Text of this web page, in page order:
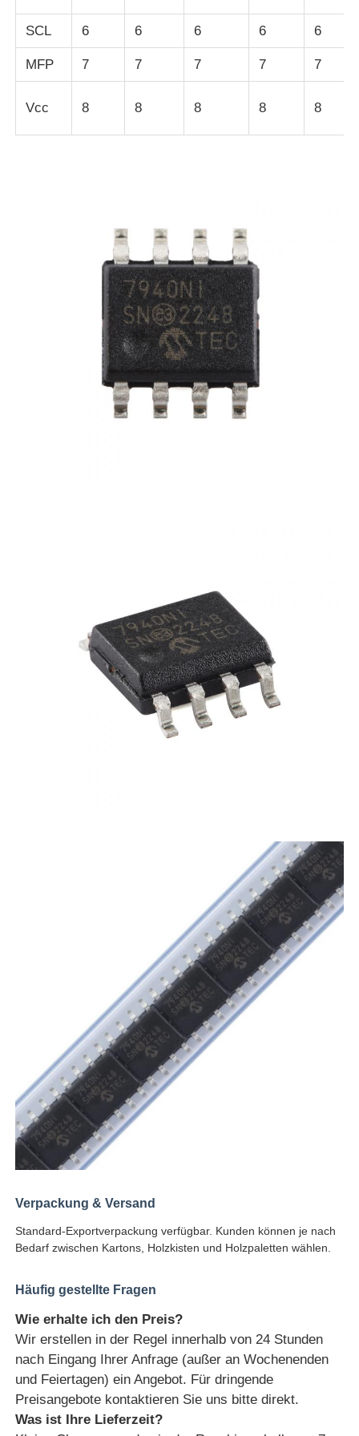
eeprom Chip
SRAM-Chip
HF-Integrierte Schaltungen
Leistungsmodul
SCL 6 6 6 6 6
MFP 7 7 7 7 7
Vcc 8 8 8 8 8
Verpackung & Versand
Standard-Exportverpackung verfügbar. Kunden können je nach
Bedarf zwischen Kartons, Holzkisten und Holzpaletten wählen.
Häufig gestellte Fragen
Wie erhalte ich den Preis?
Wir erstellen in der Regel innerhalb von 24 Stunden
nach Eingang Ihrer Anfrage (außer an Wochenenden
und Feiertagen) ein Angebot. Für dringende
Preisangebote kontaktieren Sie uns bitte direkt.
Was ist Ihre Lieferzeit?